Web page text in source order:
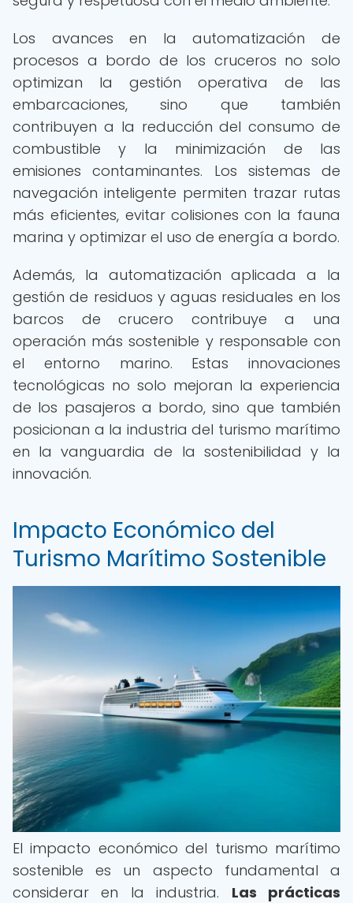
Los avances en la automatización de
procesos a bordo de los cruceros no solo
optimizan la gestión operativa de las
embarcaciones, sino que también
contribuyen a la reducción del consumo de
combustible y la minimización de las
emisiones contaminantes. Los sistemas de
navegación inteligente permiten trazar rutas
más eficientes, evitar colisiones con la fauna
marina y optimizar el uso de energía a bordo.
Además, la automatización aplicada a la
gestión de residuos y aguas residuales en los
barcos de crucero contribuye a una
operación más sostenible y responsable con
el entorno marino. Estas innovaciones
tecnológicas no solo mejoran la experiencia
de los pasajeros a bordo, sino que también
posicionan a la industria del turismo marítimo
en la vanguardia de la sostenibilidad y la
innovación.
Impacto Económico del
Turismo Marítimo Sostenible
El impacto económico del turismo marítimo
sostenible es un aspecto fundamental a
considerar en la industria. Las prácticas